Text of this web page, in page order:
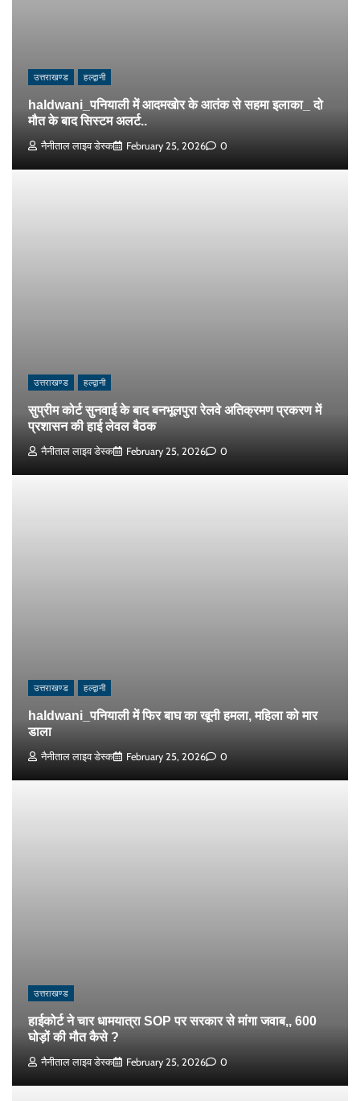
उत्तराखण्ड हल्द्वानी
haldwani_पनियाली में आदमखोर के आतंक से सहमा इलाका_ दो
मौत के बाद सिस्टम अलर्ट..
नैनीताल लाइव डेस्क February 25, 2026 0
उत्तराखण्ड हल्द्वानी
सुप्रीम कोर्ट सुनवाई के बाद बनभूलपुरा रेलवे अतिक्रमण प्रकरण में
प्रशासन की हाई लेवल बैठक
नैनीताल लाइव डेस्क February 25, 2026 0
उत्तराखण्ड हल्द्वानी
haldwani_पनियाली में फिर बाघ का खूनी हमला, महिला को मार
डाला
नैनीताल लाइव डेस्क February 25, 2026 0
उत्तराखण्ड
हाईकोर्ट ने चार धामयात्रा SOP पर सरकार से मांगा जवाब,, 600
घोड़ों की मौत कैसे ?
नैनीताल लाइव डेस्क February 25, 2026 0